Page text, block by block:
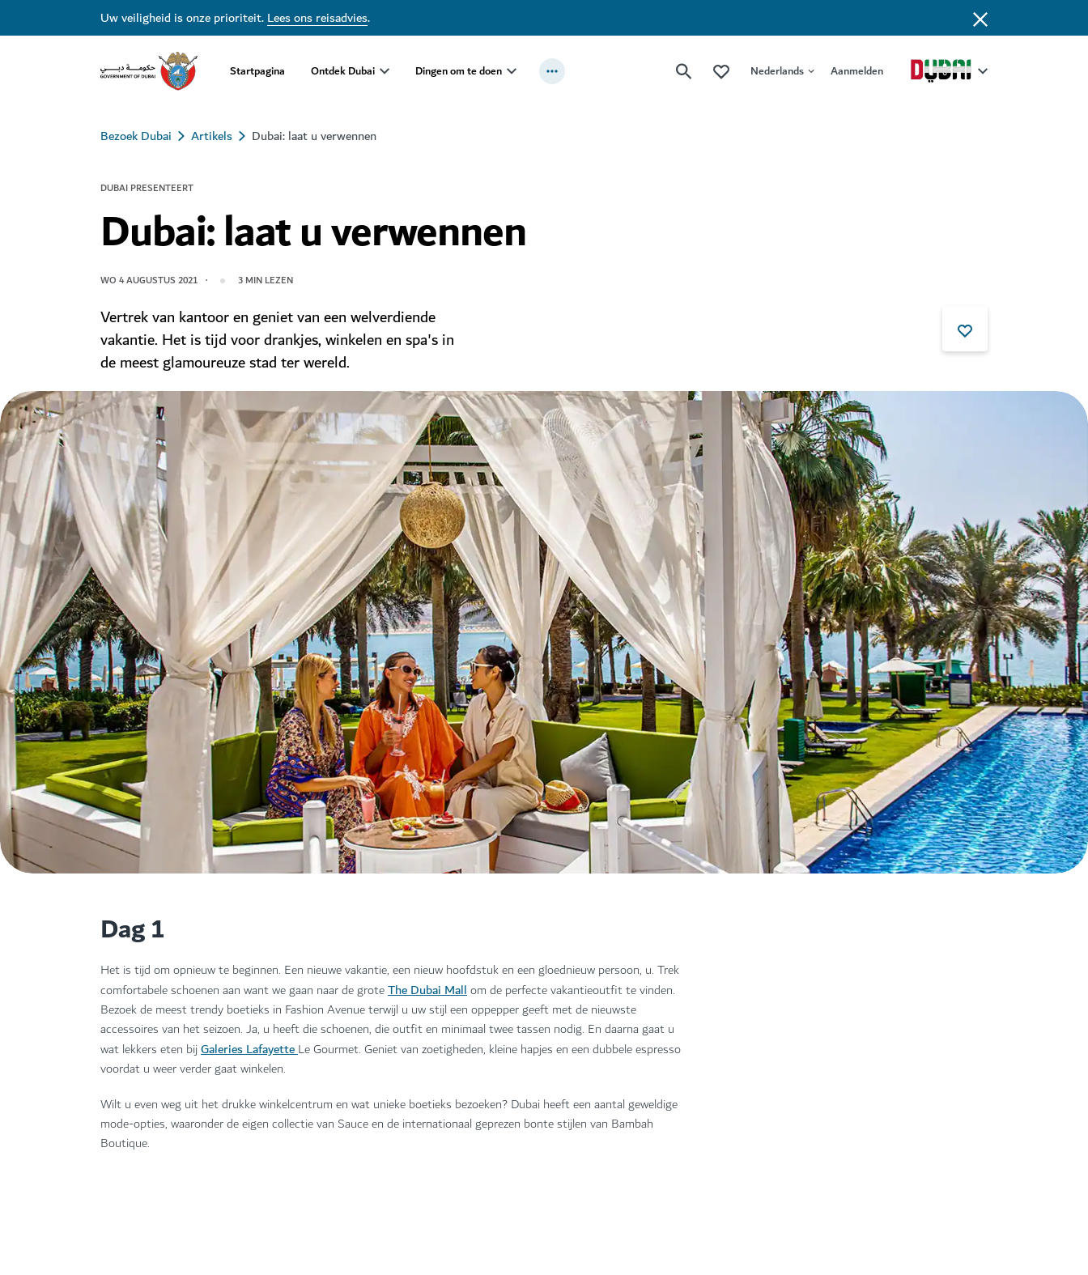
Uw veiligheid is onze prioriteit.Lees ons reisadvies.
Startpagina Ontdek Dubai Dingen om te doen Nederlands Aanmelden
Bezoek Dubai Artikels Dubai: laat u verwennen
DUBAI PRESENTEERT
Dubai: laat u verwennen
WO 4 AUGUSTUS 2021 3 MIN LEZEN
Vertrek van kantoor en geniet van een welverdiende
vakantie. Het is tijd voor drankjes, winkelen en spa's in
de meest glamoureuze stad ter wereld.
Dag 1
Het is tijd om opnieuw te beginnen. Een nieuwe vakantie, een nieuw hoofdstuk en een gloednieuw persoon, u. Trek
comfortabele schoenen aan want we gaan naar de groteThe Dubai Mallom de perfecte vakantieoutfit te vinden.
Bezoek de meest trendy boetieks in Fashion Avenue terwijl u uw stijl een oppepper geeft met de nieuwste
accessoires van het seizoen. Ja, u heeft die schoenen, die outfit en minimaal twee tassen nodig. En daarna gaat u
wat lekkers eten bijGaleries LafayetteLe Gourmet. Geniet van zoetigheden, kleine hapjes en een dubbele espresso
voordat u weer verder gaat winkelen.
Wilt u even weg uit het drukke winkelcentrum en wat unieke boetieks bezoeken? Dubai heeft een aantal geweldige
mode-opties, waaronder de eigen collectie van Sauce en de internationaal geprezen bonte stijlen van Bambah
Boutique.